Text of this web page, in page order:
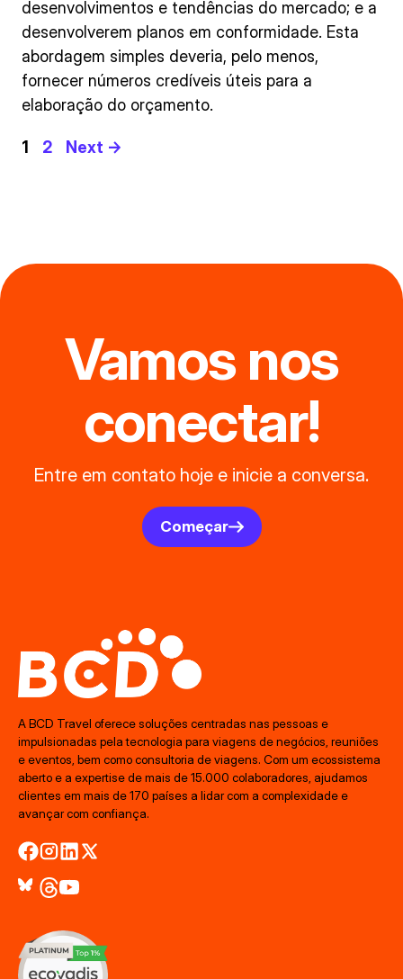
desenvolvimentos e tendências do mercado; e a
desenvolverem planos em conformidade. Esta
abordagem simples deveria, pelo menos,
fornecer números credíveis úteis para a
elaboração do orçamento.
Page
1 Page
2 Next →
Vamos nos
conectar!
Entre em contato hoje e inicie a conversa.
Começar
A BCD Travel oferece soluções centradas nas pessoas e
impulsionadas pela tecnologia para viagens de negócios, reuniões
e eventos, bem como consultoria de viagens. Com um ecossistema
aberto e a expertise de mais de 15.000 colaboradores, ajudamos
clientes em mais de 170 países a lidar com a complexidade e
avançar com confiança.